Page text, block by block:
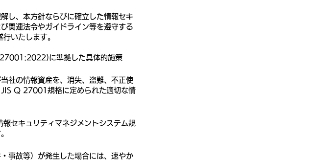
し、本方針ならびに確立した情報セキ
関連法令やガイドライン等を遵守する
行いたします。
に準拠した具体的施策
社の情報資産を、消失、盗難、不正使
JIS Q 27001規格に定められた適切な情
セキュリティマネジメントシステム規
事故等）が発生した場合には、速やか